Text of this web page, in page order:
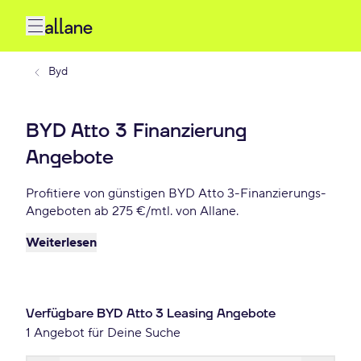
Byd
BYD Atto 3 Finanzierung
Angebote
Profitiere von günstigen BYD Atto 3-Finanzierungs-
Angeboten ab 275 €/mtl. von Allane.
Weiterlesen
Verfügbare BYD Atto 3 Leasing Angebote
1 Angebot für Deine Suche